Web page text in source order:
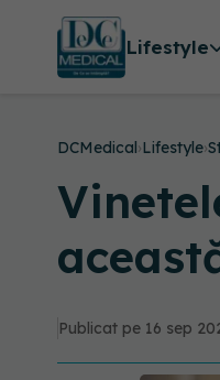
Lifestyle
DCMedical›Lifestyle›
Publicat pe 16 sep